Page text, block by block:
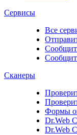
Сервисы
Все
Сканеры
Формы
Dr.Web
Dr.Web